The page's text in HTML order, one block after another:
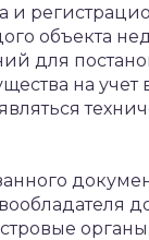
и
объекта
для
на учет